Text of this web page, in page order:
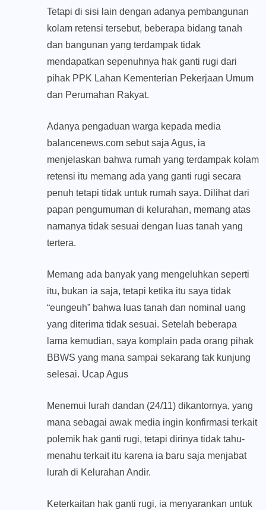
baleendah
Tetapi di sisi lain dengan adanya pembangunan
kolam retensi tersebut, beberapa bidang tanah
dan bangunan yang terdampak tidak
mendapatkan sepenuhnya hak ganti rugi dari
pihak PPK Lahan Kementerian Pekerjaan Umum
dan Perumahan Rakyat.
Adanya pengaduan warga kepada media
balancenews.com sebut saja Agus, ia
menjelaskan bahwa rumah yang terdampak kolam
retensi itu memang ada yang ganti rugi secara
penuh tetapi tidak untuk rumah saya. Dilihat dari
papan pengumuman di kelurahan, memang atas
namanya tidak sesuai dengan luas tanah yang
tertera.
Memang ada banyak yang mengeluhkan seperti
itu, bukan ia saja, tetapi ketika itu saya tidak
“eungeuh” bahwa luas tanah dan nominal uang
yang diterima tidak sesuai. Setelah beberapa
lama kemudian, saya komplain pada orang pihak
BBWS yang mana sampai sekarang tak kunjung
selesai. Ucap Agus
Menemui lurah dandan (24/11) dikantornya, yang
mana sebagai awak media ingin konfirmasi terkait
polemik hak ganti rugi, tetapi dirinya tidak tahu-
menahu terkait itu karena ia baru saja menjabat
lurah di Kelurahan Andir.
Keterkaitan hak ganti rugi, ia menyarankan untuk